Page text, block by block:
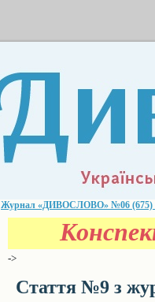
Журнал «ДИВОСЛОВО» №06 (675)
->
Стаття №9 з